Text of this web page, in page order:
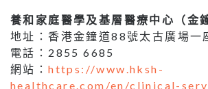
養和家庭醫學及基層醫療中心（金
地址：香港金鐘道88號太古廣場一
電話：2855 6685
網站：https://www.hksh-
healthcare.com/en/clinical-